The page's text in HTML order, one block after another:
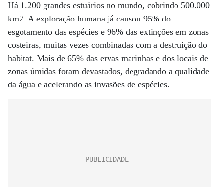
Há 1.200 grandes estuários no mundo, cobrindo 500.000
km2. A exploração humana já causou 95% do
esgotamento das espécies e 96% das extinções em zonas
costeiras, muitas vezes combinadas com a destruição do
habitat. Mais de 65% das ervas marinhas e dos locais de
zonas úmidas foram devastados, degradando a qualidade
da água e acelerando as invasões de espécies.